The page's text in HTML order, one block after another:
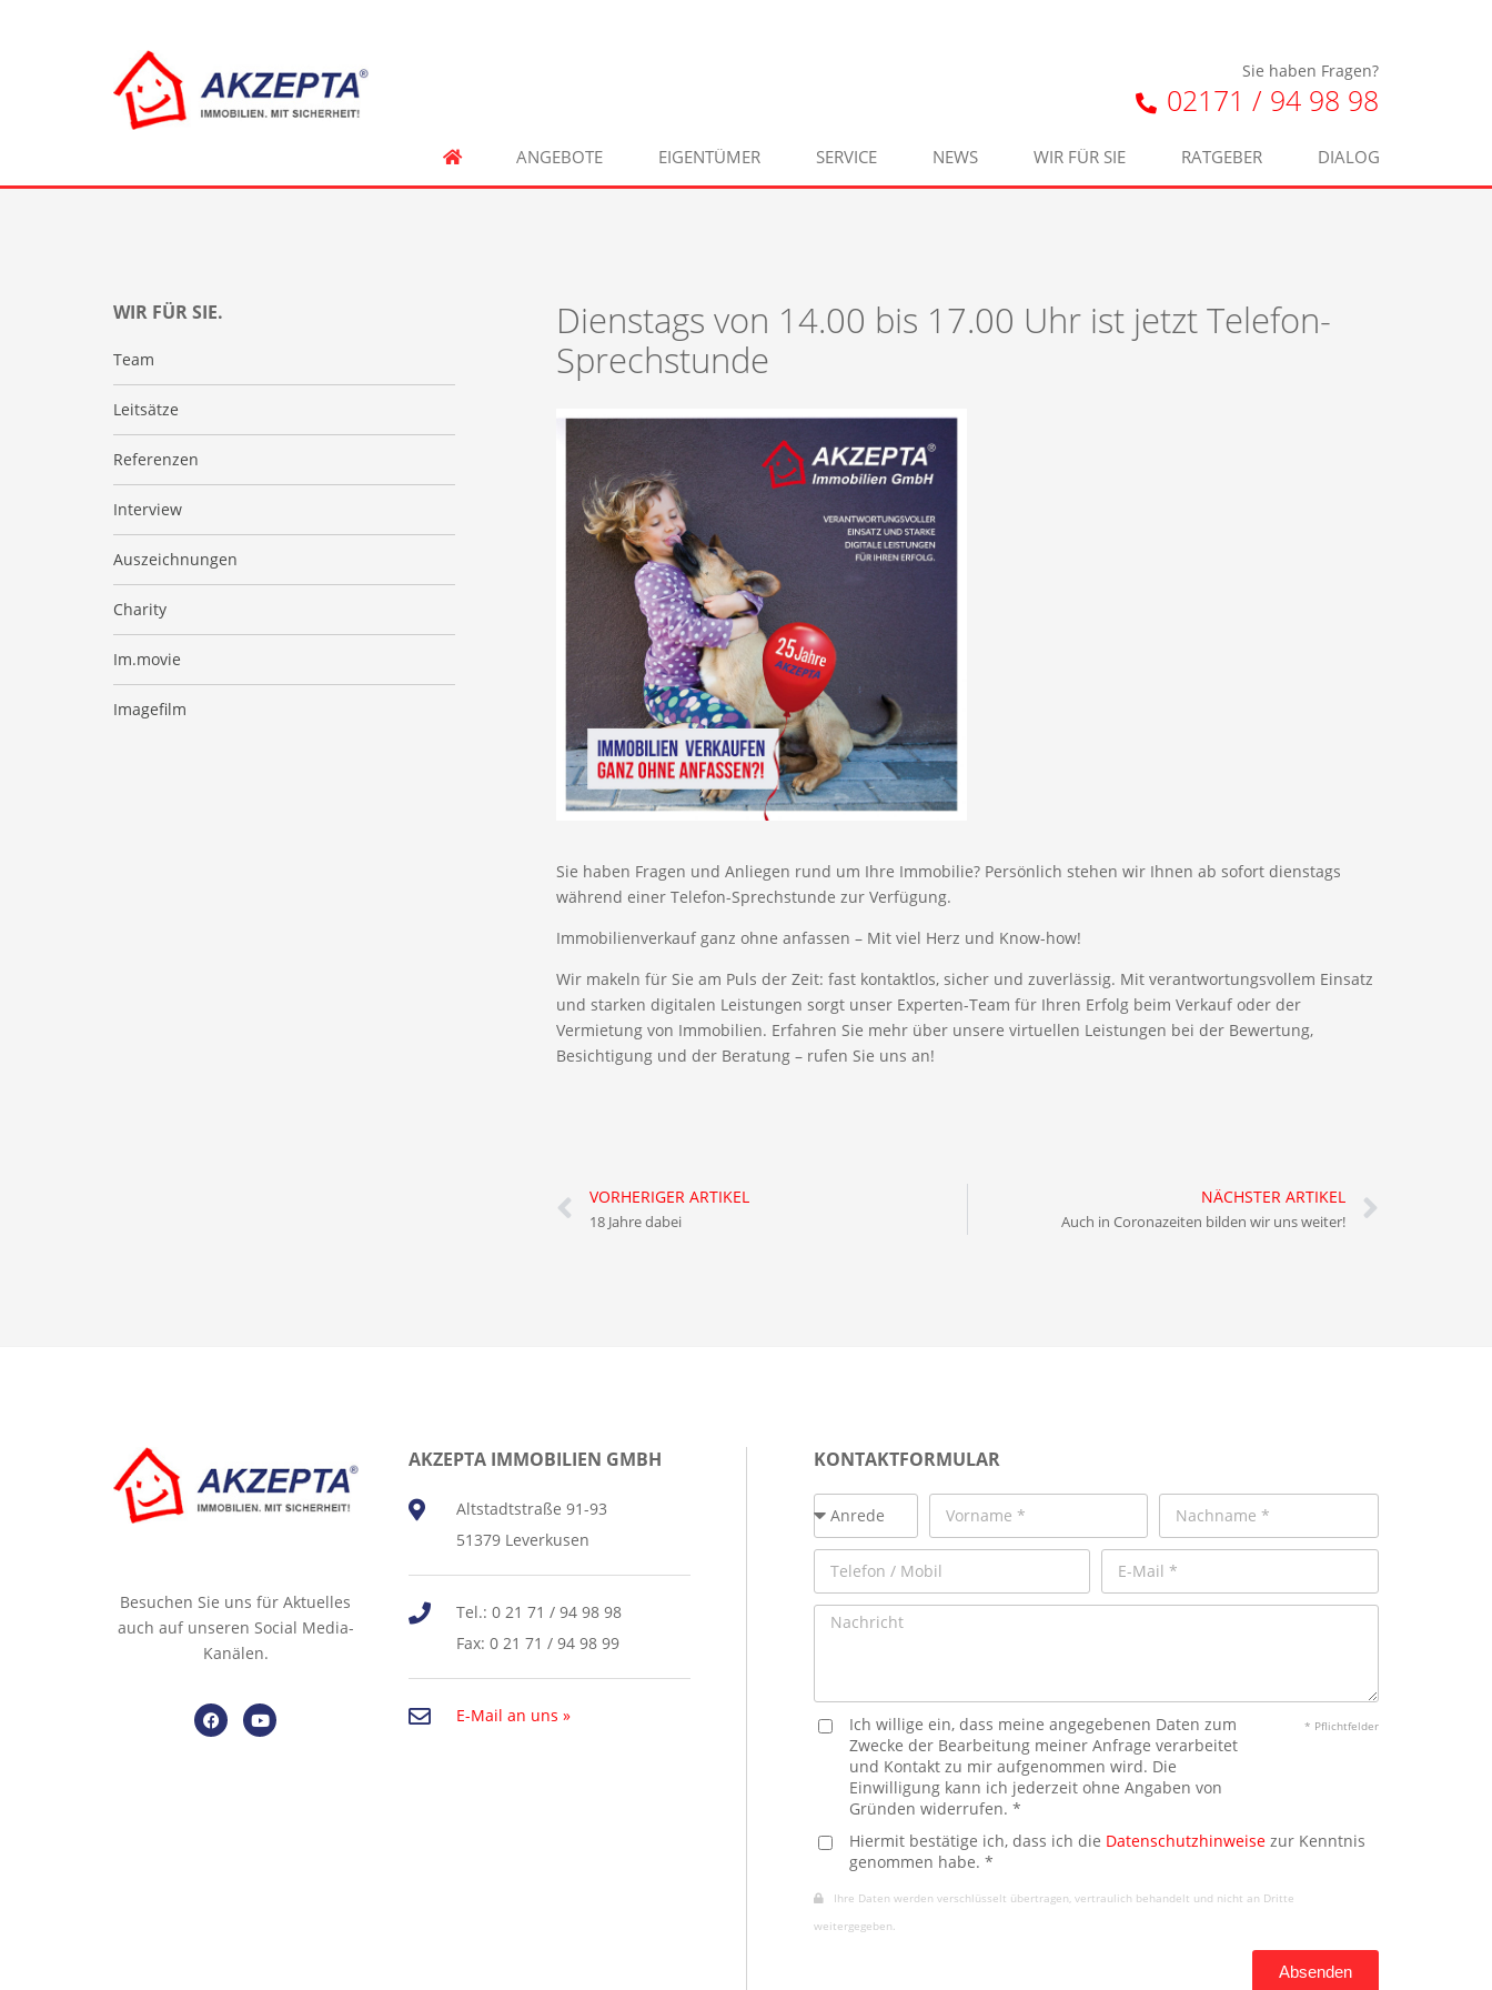
Sie haben Fragen?
02171 / 94 98 98
ANGEBOTE EIGENTÜMER SERVICE NEWS WIR FÜR SIE RATGEBER DIALOG
WIR FÜR SIE.
Team
Leitsätze
Referenzen
Interview
Auszeichnungen
Charity
Im.movie
Imagefilm
Dienstags von 14.00 bis 17.00 Uhr ist jetzt Telefon-
Sprechstunde
Sie haben Fragen und Anliegen rund um Ihre Immobilie? Persönlich stehen wir Ihnen ab sofort dienstags
während einer Telefon-Sprechstunde zur Verfügung.
Immobilienverkauf ganz ohne anfassen – Mit viel Herz und Know-how!
Wir makeln für Sie am Puls der Zeit: fast kontaktlos, sicher und zuverlässig. Mit verantwortungsvollem Einsatz
und starken digitalen Leistungen sorgt unser Experten-Team für Ihren Erfolg beim Verkauf oder der
Vermietung von Immobilien. Erfahren Sie mehr über unsere virtuellen Leistungen bei der Bewertung,
Besichtigung und der Beratung – rufen Sie uns an!
VORHERIGER ARTIKEL
18 Jahre dabei
NÄCHSTER ARTIKEL
Auch in Coronazeiten bilden wir uns weiter!
Besuchen Sie uns für Aktuelles
auch auf unseren Social Media-
Kanälen.
AKZEPTA IMMOBILIEN GMBH
Altstadtstraße 91-93
51379 Leverkusen
Tel.: 0 21 71 / 94 98 98
Fax: 0 21 71 / 94 98 99
E-Mail an uns »
KONTAKTFORMULAR
Ich willige ein, dass meine angegebenen Daten zum
Zwecke der Bearbeitung meiner Anfrage verarbeitet
und Kontakt zu mir aufgenommen wird. Die
Einwilligung kann ich jederzeit ohne Angaben von
Gründen widerrufen. *
* Pflichtfelder
Hiermit bestätige ich, dass ich die Datenschutzhinweisezur Kenntnis
genommen habe. *
Ihre Daten werden verschlüsselt übertragen, vertraulich behandelt und nicht an Dritte
weitergegeben.
Absenden